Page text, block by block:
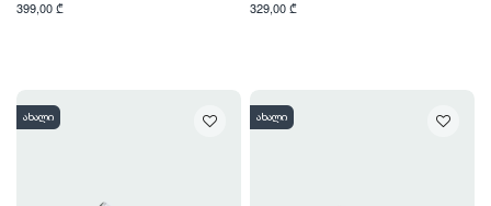
399,00 ₾ 329,00 ₾
ახალი ახალი